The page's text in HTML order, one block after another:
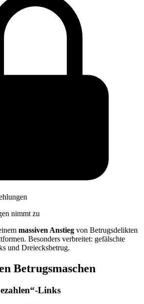
nimmt zu
massiven Anstieg von Betrugsdelikten
Besonders verbreitet: gefälschte
und Dreiecksbetrug.
Betrugsmaschen
Links